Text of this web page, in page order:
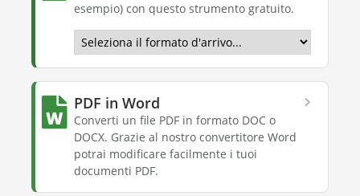
esempio) con questo strumento gratuito.
PDF in Word
Converti un file PDF in formato DOC o
DOCX. Grazie al nostro convertitore Word
potrai modificare facilmente i tuoi
documenti PDF.